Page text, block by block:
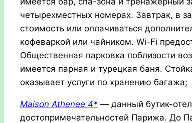
четырехместных номерах. Завтрак, в
стоимость или оплачиваться
кофеваркой или чайником. Wi-Fi
Общественная парковка поблизости
имеется парная и турецкая баня.
оказывает услуги по хранению багажа;
Maison Athenee 4* — данный бутик-
достопримечательностей Парижа. До